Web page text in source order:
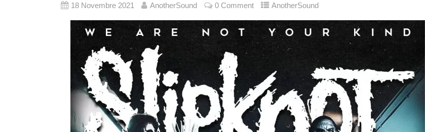
18 Novembre 2021 AnotherSound 0 Comment AnotherSound